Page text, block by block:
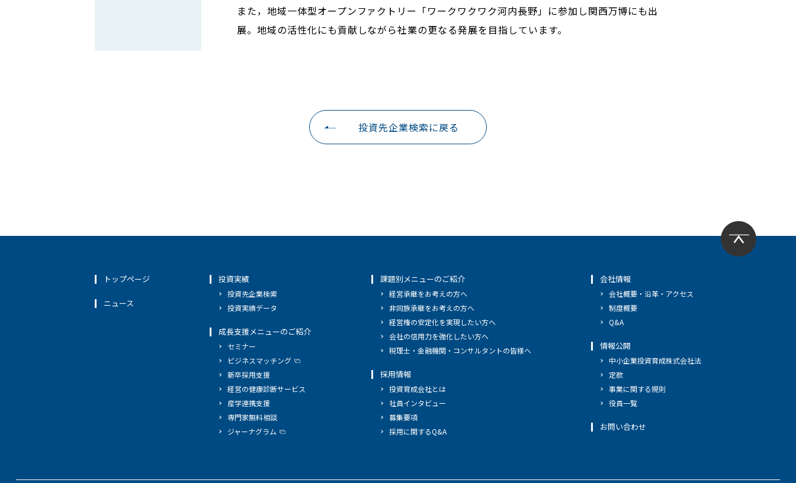
また，地域一体型オープンファクトリー「ワークワクワク河内長野」に参加し関西万博にも出
展。地域の活性化にも貢献しながら社業の更なる発展を目指しています。
投資先企業検索に戻る
トップページ
ニュース
投資実績
投資先企業検索
投資実績データ
成長支援メニューのご紹介
セミナー
ビジネスマッチング
新卒採用支援
経営の健康診断サービス
産学連携支援
専門家無料相談
ジャーナグラム
課題別メニューのご紹介
経営承継をお考えの方へ
非同族承継をお考えの方へ
経営権の安定化を実現したい方へ
会社の信用力を強化したい方へ
税理士・金融機関・コンサルタントの皆様へ
採用情報
投資育成会社とは
社員インタビュー
募集要項
採用に関するQ&A
会社情報
会社概要・沿革・アクセス
制度概要
Q&A
情報公開
中小企業投資育成株式会社法
定款
事業に関する規則
役員一覧
お問い合わせ